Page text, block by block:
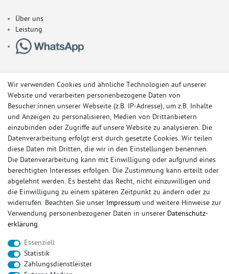
Über uns
Leistung
© Copyright 2026 Sportauspuff-Store.de - Alle Rechte vorbehalten.
Preisangaben inkl. gesetzlicher MwSt. und zzgl. Versandkosten
Das Internetportal für Sportendschalldämpfer, Komplettanlagen,
Rennsportanlagen, Sportendrohre, Universalteile, Fächerkrümmer,
Vorschalldämpfer, Sportkat, Ersatzrohr und Auspuffzubehör.
FOX, REMUS, FSW, FRIEDRICH MOTORSPORT, EISENMANN, ULTER
SPORT, NOVUS
Wir verwenden Cookies und ähnliche Technologien auf unserer
Website und verarbeiten personenbezogene Daten von
Besucher:innen unserer Webseite (z.B. IP-Adresse), um z.B. Inhalte
und Anzeigen zu personalisieren, Medien von Drittanbietern
einzubinden oder Zugriffe auf unsere Website zu analysieren. Die
Datenverarbeitung erfolgt erst durch gesetzte Cookies. Wir teilen
diese Daten mit Dritten, die wir in den Einstellungen benennen.
Die Datenverarbeitung kann mit Einwilligung oder aufgrund eines
berechtigten Interesses erfolgen. Die Zustimmung kann erteilt oder
abgelehnt werden. Es besteht das Recht, nicht einzuwilligen und
die Einwilligung zu einem späteren Zeitpunkt zu ändern oder zu
widerrufen. Beachten Sie unser Impressum und weitere Hinweise zur
Verwendung personenbezogener Daten in unserer Daten­schutz­
erklärung.
Essenziell
Statistik
Zahlungsdienstleister